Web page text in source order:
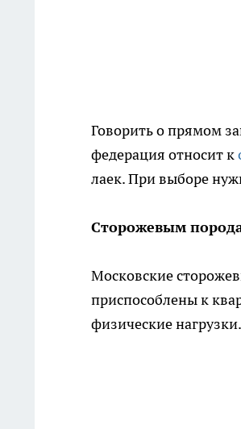
Говорить о прямом
федерация относит к
лаек. При выборе
Сторожевым
Московские
приспособлены к
физические